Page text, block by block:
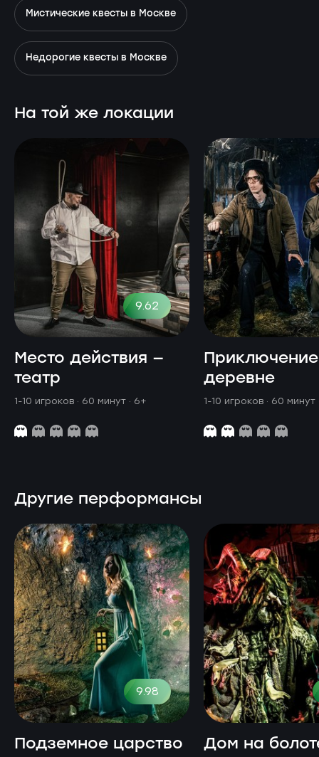
Мистические квесты в Москве
Недорогие квесты в Москве
На той же локации
9.62
Место действия —
театр
1-10 игроков · 60 минут · 6+
деревне
1-10 игроков · 60 минут
Другие перформансы
9.98
Подземное царство Дом на